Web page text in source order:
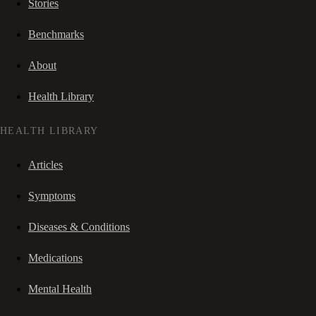
Stories
Benchmarks
About
Health Library
HEALTH LIBRARY
Articles
Symptoms
Diseases & Conditions
Medications
Mental Health